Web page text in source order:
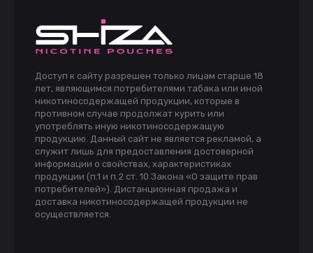
Доступ к сайту разрешен только лицам старше 18
лет, являющимся потребителями табака или иной
никотиносодержащей продукции, которые в
противном случае продолжат курить или
употреблять иную никотиносодержащую
продукцию. Данный сайт не является рекламой, а
служит лишь для предоставления достоверной
информации о свойствах, характеристиках
продукции (п.1 и п.2 ст. 10 Закона «О защите прав
потребителей»). Дистанционная продажа и
доставка никотиносодержащей продукции не
осуществляется.